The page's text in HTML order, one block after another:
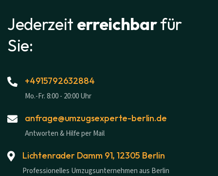
Jederzeit erreichbarfür
Sie:
+4915792632884
Mo.-Fr. 8:00 - 20:00 Uhr
anfrage@umzugsexperte-berlin.de
Antworten & Hilfe per Mail
Lichtenrader Damm 91, 12305 Berlin
Professionelles Umzugsunternehmen aus Berlin